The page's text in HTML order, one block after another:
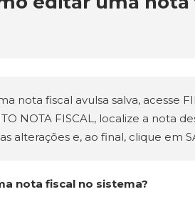
nota fiscal avulsa salva, acesse
NOTA FISCAL, localize a nota
alterações e, ao final, clique em
nota fiscal no sistema?